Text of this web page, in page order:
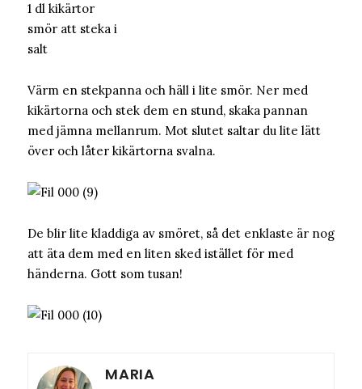
1 dl kikärtor
smör att steka i
salt
Värm en stekpanna och häll i lite smör. Ner med
kikärtorna och stek dem en stund, skaka pannan
med jämna mellanrum. Mot slutet saltar du lite lätt
över och låter kikärtorna svalna.
De blir lite kladdiga av smöret, så det enklaste är nog
att äta dem med en liten sked istället för med
händerna. Gott som tusan!
MARIA